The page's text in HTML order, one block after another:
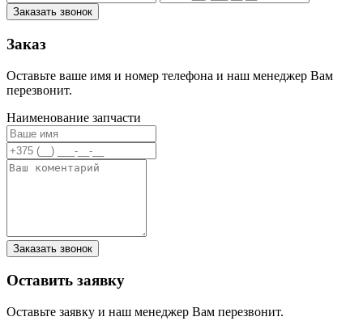
Заказать звонок
Заказ
Оставьте ваше имя и номер телефона и наш менеджер Вам
перезвонит.
Наименование запчасти
Заказать звонок
Оставить заявку
Оставьте заявку и наш менеджер Вам перезвонит.